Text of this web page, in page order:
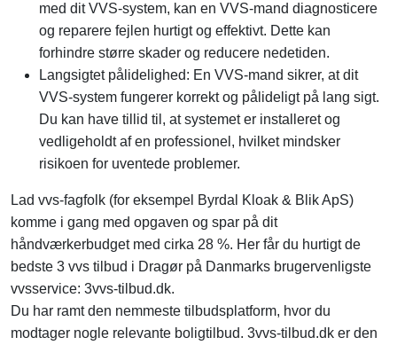
med dit VVS-system, kan en VVS-mand diagnosticere
og reparere fejlen hurtigt og effektivt. Dette kan
forhindre større skader og reducere nedetiden.
Langsigtet pålidelighed: En VVS-mand sikrer, at dit
VVS-system fungerer korrekt og pålideligt på lang sigt.
Du kan have tillid til, at systemet er installeret og
vedligeholdt af en professionel, hvilket mindsker
risikoen for uventede problemer.
Lad vvs-fagfolk (for eksempel Byrdal Kloak & Blik ApS)
komme i gang med opgaven og spar på dit
håndværkerbudget med cirka 28 %. Her får du hurtigt de
bedste 3 vvs tilbud i Dragør på Danmarks brugervenligste
vvsservice: 3vvs-tilbud.dk.
Du har ramt den nemmeste tilbudsplatform, hvor du
modtager nogle relevante boligtilbud. 3vvs-tilbud.dk er den